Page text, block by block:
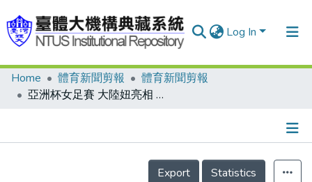
Log In
Communities & Collections
Home 體育新聞剪報
體育新聞剪報
亞洲杯女足賽 大陸妞亮相 頗有冠軍相 與中華、大陸同組的北韓隊 手續趕辦不及確定無法參賽
Details
Export
Statistics